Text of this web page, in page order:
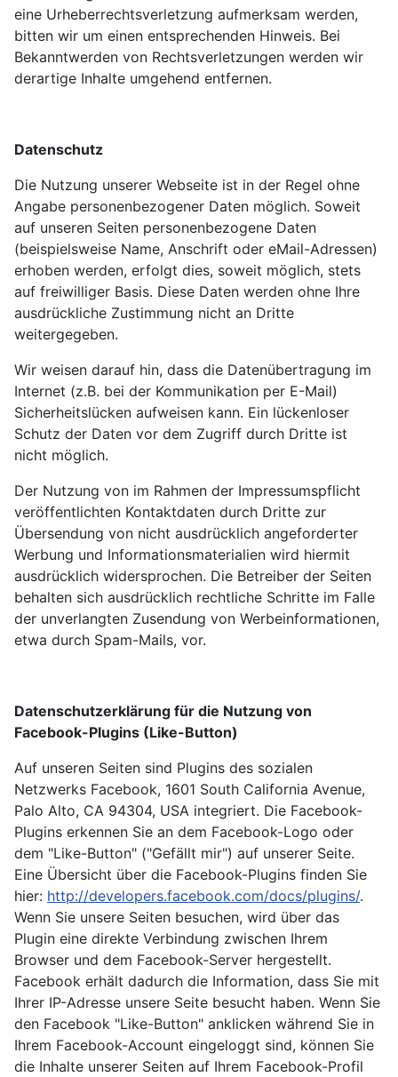
eine Urheberrechtsverletzung aufmerksam werden,
bitten wir um einen entsprechenden Hinweis. Bei
Bekanntwerden von Rechtsverletzungen werden wir
derartige Inhalte umgehend entfernen.
Datenschutz
Die Nutzung unserer Webseite ist in der Regel ohne
Angabe personenbezogener Daten möglich. Soweit
auf unseren Seiten personenbezogene Daten
(beispielsweise Name, Anschrift oder eMail-Adressen)
erhoben werden, erfolgt dies, soweit möglich, stets
auf freiwilliger Basis. Diese Daten werden ohne Ihre
ausdrückliche Zustimmung nicht an Dritte
weitergegeben.
Wir weisen darauf hin, dass die Datenübertragung im
Internet (z.B. bei der Kommunikation per E-Mail)
Sicherheitslücken aufweisen kann. Ein lückenloser
Schutz der Daten vor dem Zugriff durch Dritte ist
nicht möglich.
Der Nutzung von im Rahmen der Impressumspflicht
veröffentlichten Kontaktdaten durch Dritte zur
Übersendung von nicht ausdrücklich angeforderter
Werbung und Informationsmaterialien wird hiermit
ausdrücklich widersprochen. Die Betreiber der Seiten
behalten sich ausdrücklich rechtliche Schritte im Falle
der unverlangten Zusendung von Werbeinformationen,
etwa durch Spam-Mails, vor.
Datenschutzerklärung für die Nutzung von
Facebook-Plugins (Like-Button)
Auf unseren Seiten sind Plugins des sozialen
Netzwerks Facebook, 1601 South California Avenue,
Palo Alto, CA 94304, USA integriert. Die Facebook-
Plugins erkennen Sie an dem Facebook-Logo oder
dem "Like-Button" ("Gefällt mir") auf unserer Seite.
Eine Übersicht über die Facebook-Plugins finden Sie
hier: http://developers.facebook.com/docs/plugins/.
Wenn Sie unsere Seiten besuchen, wird über das
Plugin eine direkte Verbindung zwischen Ihrem
Browser und dem Facebook-Server hergestellt.
Facebook erhält dadurch die Information, dass Sie mit
Ihrer IP-Adresse unsere Seite besucht haben. Wenn Sie
den Facebook "Like-Button" anklicken während Sie in
Ihrem Facebook-Account eingeloggt sind, können Sie
die Inhalte unserer Seiten auf Ihrem Facebook-Profil